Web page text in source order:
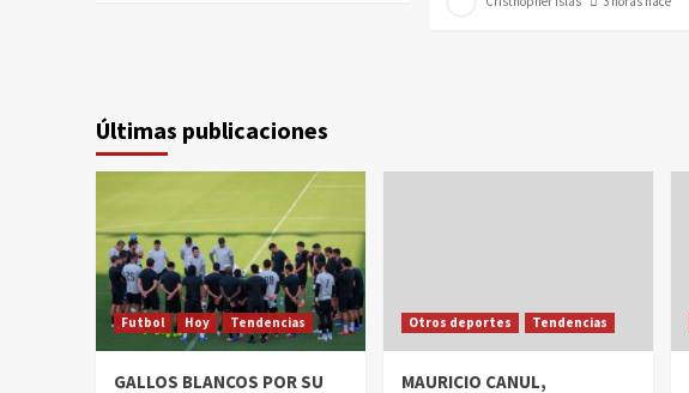
Últimas publicaciones
Futbol Hoy Tendencias
GALLOS BLANCOS POR SU
Otros deportes Tendencias
MAURICIO CANUL,